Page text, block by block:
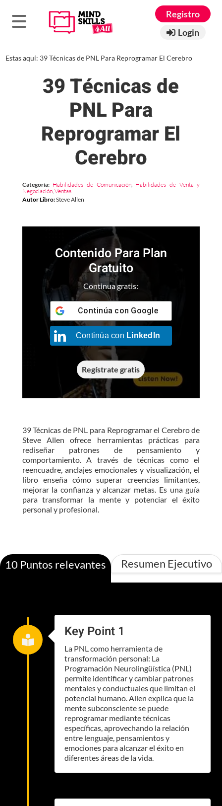
Registro
Login
Estas aquí: 39 Técnicas de PNL Para Reprogramar El Cerebro
39 Técnicas de
PNL Para
Reprogramar El
Cerebro
Categoría: Habilidades de Comunicación, Habilidades de Venta y
Negociación, Ventas
Autor Libro:Steve Allen
Contenido Para Plan
Gratuito
Continua gratis:
Continúa con Google
Continúa con LinkedIn
Regístrate gratis
39 Técnicas de PNL para Reprogramar el Cerebro de
Steve Allen ofrece herramientas prácticas para
rediseñar patrones de pensamiento y
comportamiento. A través de técnicas como el
reencuadre, anclajes emocionales y visualización, el
libro enseña cómo superar creencias limitantes,
mejorar la confianza y alcanzar metas. Es una guía
para transformar la mente y potenciar el éxito
personal y profesional.
10 Puntos relevantes Resumen Ejecutivo
 Key Point 1
La PNL como herramienta de
transformación personal: La
Programación Neurolingüística (PNL)
permite identificar y cambiar patrones
mentales y conductuales que limitan el
potencial humano. Allen explica que la
mente subconsciente se puede
reprogramar mediante técnicas
específicas, aprovechando la relación
entre lenguaje, pensamientos y
emociones para alcanzar el éxito en
diferentes áreas de la vida.